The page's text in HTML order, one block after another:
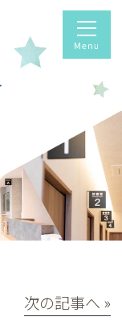
次の記事へ »